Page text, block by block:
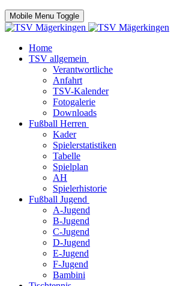
Mobile Menu Toggle
Home
TSV allgemein
Verantwortliche
Anfahrt
TSV-Kalender
Fotogalerie
Downloads
Fußball Herren
Kader
Spielerstatistiken
Tabelle
Spielplan
AH
Spielerhistorie
Fußball Jugend
A-Jugend
B-Jugend
C-Jugend
D-Jugend
E-Jugend
F-Jugend
Bambini